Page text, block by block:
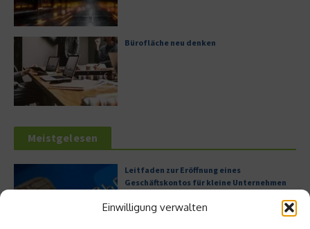
Einwilligung verwalten
Bürofläche neu denken
Meistgelesen
Leitfaden zur Eröffnung eines
Geschäftskontos für kleine Unternehmen